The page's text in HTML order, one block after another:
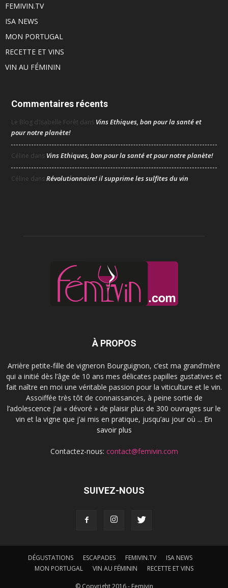
FEMIVIN.TV
ISA NEWS
MON PORTUGAL
RECETTE ET VINS
VIN AU FÉMININ
Commentaires récents
Le Blog d’Isabelle Forêt dans Vins Ethiques, bon pour la santé et
pour notre planète!
Céline dans Vins Ethiques, bon pour la santé et pour notre planète!
Céline dansRévolutionnaire! il supprime les sulfites du vin
À PROPOS
Arrière petite-fille de vigneron Bourguignon, c’est ma grand’mère
qui a initié dès l’âge de 10 ans mes délicates papilles gustatives et
fait naître en moi une véritable passion pour la viticulture et le vin.
Assoiffée très tôt de connaissances, à peine sortie de
l’adolescence j’ai « dévoré » de plaisir plus de 300 ouvrages sur le
vin et la vigne que j’ai mis en pratique, jusqu’au jour où ... En
savoir plus
Contactez-nous: contact@femivin.com
SUIVEZ-NOUS
DÉGUSTATIONS ESCAPADES FEMIVIN.TV
ISA NEWS
MON PORTUGAL
VIN AU FÉMININ RECETTE ET VINS